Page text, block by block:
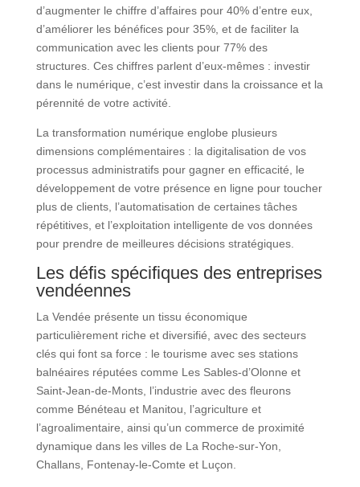
d’augmenter le chiffre d’affaires pour 40% d’entre eux,
d’améliorer les bénéfices pour 35%, et de faciliter la
communication avec les clients pour 77% des
structures. Ces chiffres parlent d’eux-mêmes : investir
dans le numérique, c’est investir dans la croissance et la
pérennité de votre activité.
La transformation numérique englobe plusieurs
dimensions complémentaires : la digitalisation de vos
processus administratifs pour gagner en efficacité, le
développement de votre présence en ligne pour toucher
plus de clients, l’automatisation de certaines tâches
répétitives, et l’exploitation intelligente de vos données
pour prendre de meilleures décisions stratégiques.
Les défis spécifiques des entreprises
vendéennes
La Vendée présente un tissu économique
particulièrement riche et diversifié, avec des secteurs
clés qui font sa force : le tourisme avec ses stations
balnéaires réputées comme Les Sables-d’Olonne et
Saint-Jean-de-Monts, l’industrie avec des fleurons
comme Bénéteau et Manitou, l’agriculture et
l’agroalimentaire, ainsi qu’un commerce de proximité
dynamique dans les villes de La Roche-sur-Yon,
Challans, Fontenay-le-Comte et Luçon.